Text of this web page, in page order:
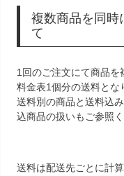
複数商品を同時
て
1回のご注文にて商品
料金表1個分の送料とな
送料別の商品と送料込
込商品の扱いもご参照く
送料は配送先ごとに計算